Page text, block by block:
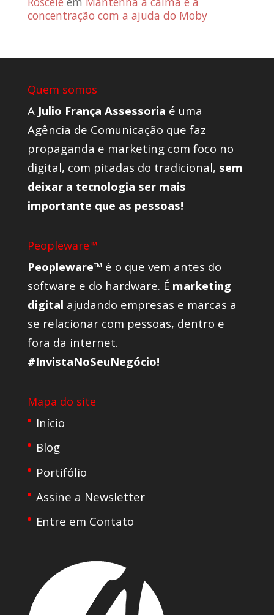
concentração com a ajuda do Moby
Quem somos
A Julio França Assessoria é uma
Agência de Comunicação que faz
propaganda e marketing com foco no
digital, com pitadas do tradicional, sem
deixar a tecnologia ser mais
importante que as pessoas!
Peopleware™
Peopleware™ é o que vem antes do
software e do hardware. É marketing
digital ajudando empresas e marcas a
se relacionar com pessoas, dentro e
fora da internet.
#InvistaNoSeuNegócio!
Mapa do site
Início
Blog
Portifólio
Assine a Newsletter
Entre em Contato